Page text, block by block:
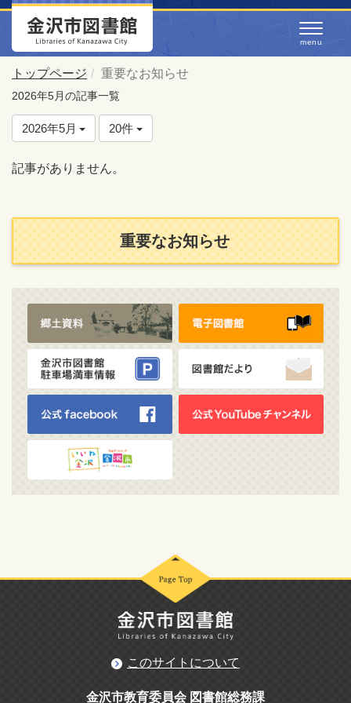
トップページ 重要なお知らせ
2026年5月の記事一覧
2026年5月 20件
記事がありません。
重要なお知らせ
このサイトについて
金沢市教育委員会 図書館総務課